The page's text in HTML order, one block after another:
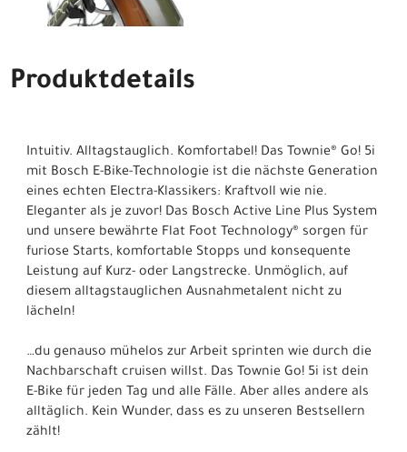
Produktdetails
Intuitiv. Alltagstauglich. Komfortabel! Das Townie® Go! 5i
mit Bosch E-Bike-Technologie ist die nächste Generation
eines echten Electra-Klassikers: Kraftvoll wie nie.
Eleganter als je zuvor! Das Bosch Active Line Plus System
und unsere bewährte Flat Foot Technology® sorgen für
furiose Starts, komfortable Stopps und konsequente
Leistung auf Kurz- oder Langstrecke. Unmöglich, auf
diesem alltagstauglichen Ausnahmetalent nicht zu
lächeln!
…du genauso mühelos zur Arbeit sprinten wie durch die
Nachbarschaft cruisen willst. Das Townie Go! 5i ist dein
E-Bike für jeden Tag und alle Fälle. Aber alles andere als
alltäglich. Kein Wunder, dass es zu unseren Bestsellern
zählt!